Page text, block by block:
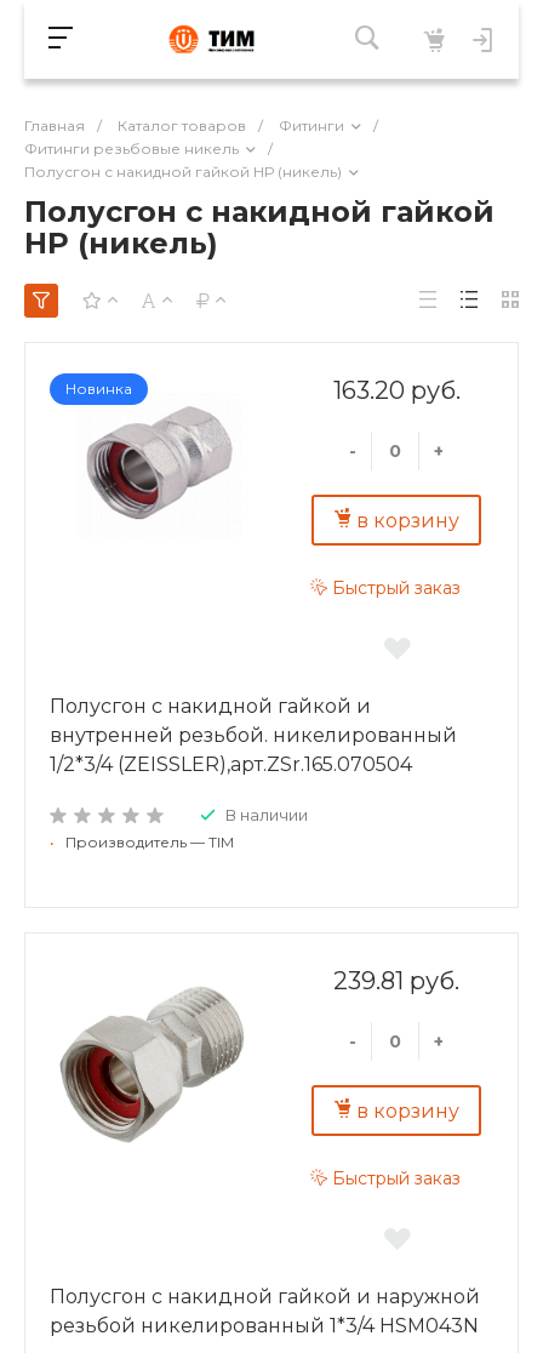
Главная / Каталог товаров / Фитинги
/
Фитинги резьбовые никель
/
Полусгон с накидной гайкой НР (никель)
Полусгон с накидной гайкой
НР (никель)
Новинка 163.20 руб.
- +
в корзину
Быстрый заказ
Полусгон с накидной гайкой и
внутренней резьбой. никелированный
1/2*3/4 (ZEISSLER),арт.ZSr.165.070504
В наличии
• Производитель — TIM
239.81 руб.
- +
в корзину
Быстрый заказ
Полусгон с накидной гайкой и наружной
резьбой никелированный 1*3/4 HSM043N